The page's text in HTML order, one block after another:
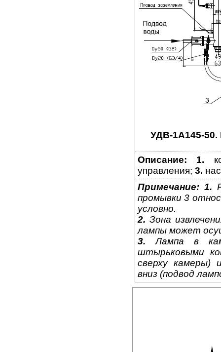
УДВ-1A145-50.
Описание: 1.
управления; 3.
Примечание: 1.
промывки 3
условно.
2. Зона
лампы может
3. Лампа в
штырьковыми
сверху камеры)
вниз (подвод